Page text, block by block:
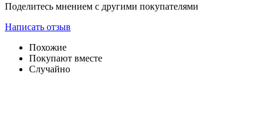
Поделитесь мнением с другими покупателями
Написать отзыв
Похожие
Покупают вместе
Случайно